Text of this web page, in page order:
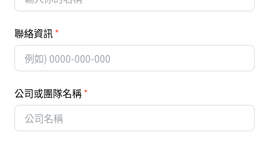
聯絡資訊
公司或團隊名稱